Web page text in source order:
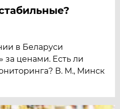
в Беларуси
за ценами. Есть ли
В. М., Минск